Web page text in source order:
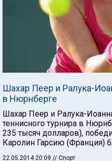
Шахар Пеер и Ралука-
в Нюрнберге
Шахар Пеер и Ралука-
теннисного турнира в
235 тысяч долларов),
Каролин Гарсию (Франция)
22.05.2014 20:09 // Спорт